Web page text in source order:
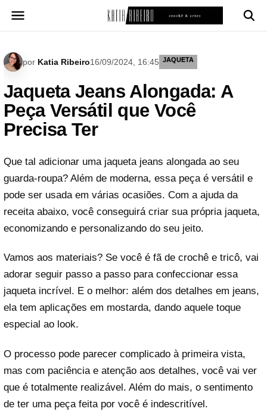
para
por Katia Ribeiro16/09/2024, 16:45 JAQUETA
Jaqueta Jeans Alongada: A
Peça Versátil que Você
Precisa Ter
Que tal adicionar uma jaqueta jeans alongada ao seu
guarda-roupa? Além de moderna, essa peça é versátil e
pode ser usada em várias ocasiões. Com a ajuda da
receita abaixo, você conseguirá criar sua própria jaqueta,
economizando e personalizando do seu jeito.
Vamos aos materiais? Se você é fã de crochê e tricô, vai
adorar seguir passo a passo para confeccionar essa
jaqueta incrível. E o melhor: além dos detalhes em jeans,
ela tem aplicações em mostarda, dando aquele toque
especial ao look.
O processo pode parecer complicado à primeira vista,
mas com paciência e atenção aos detalhes, você vai ver
que é totalmente realizável. Além do mais, o sentimento
de ter uma peça feita por você é indescritível.